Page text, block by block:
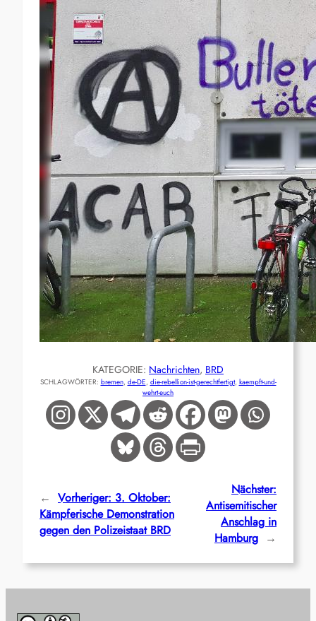
KATEGORIE: Nachrichten, BRD
SCHLAGWÖRTER: bremen, de-DE, die-rebellion-ist-gerechtfertigt, kaempft-und-
wehrt-euch
← Vorheriger: 3. Oktober:
Kämpferische Demonstration
gegen den Polizeistaat BRD
Nächster:
Antisemitischer
Anschlag in
Hamburg →